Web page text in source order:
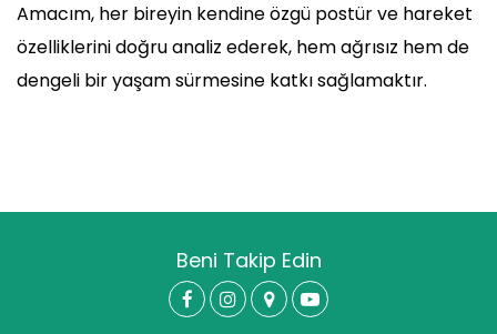
Amacım, her bireyin kendine özgü postür ve hareket
özelliklerini doğru analiz ederek, hem ağrısız hem de
dengeli bir yaşam sürmesine katkı sağlamaktır.
Beni Takip Edin